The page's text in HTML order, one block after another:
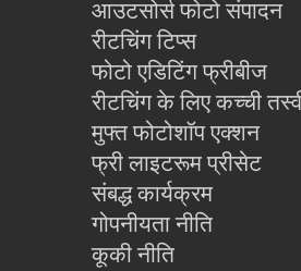
आउटसोर्स फोटो संपादन
रीटचिंग टिप्स
फोटो एडिटिंग फ्रीबीज
रीटचिंग के लिए कच्ची
मुफ्त फोटोशॉप एक्शन
फ्री लाइटरूम प्रीसेट
संबद्ध कार्यक्रम
गोपनीयता नीति
कूकी नीति